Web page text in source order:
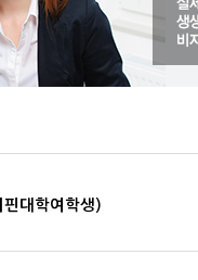
핀대학여학생)